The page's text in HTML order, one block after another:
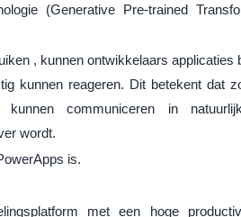
(Generative Pre-trained
, kunnen ontwikkelaars applicaties
kunnen reageren. Dit betekent dat
kunnen communiceren in
wordt.
is.
met een hoge